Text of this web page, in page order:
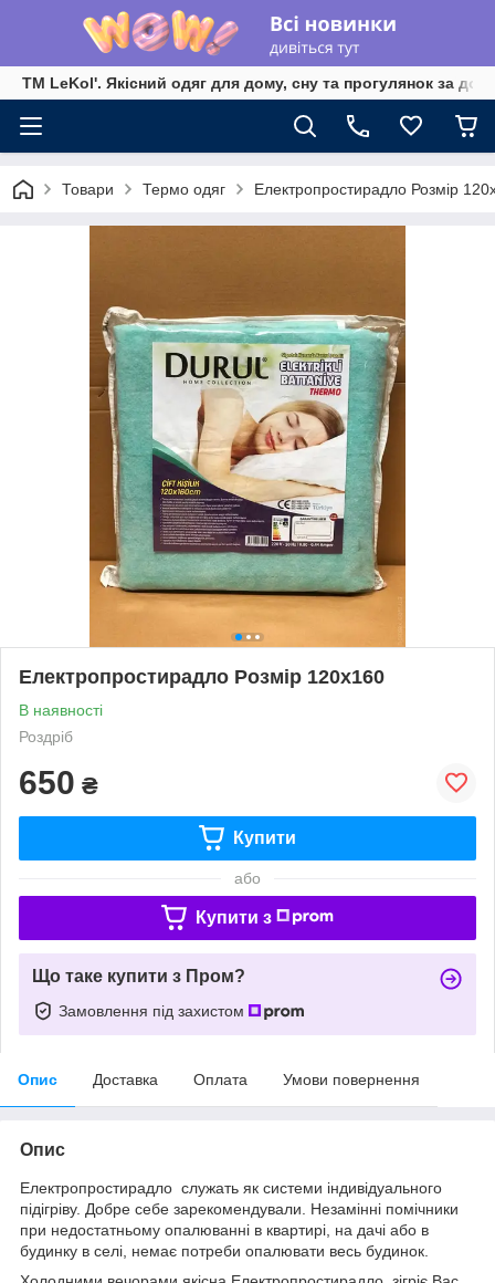
TM LeKol'. Якісний одяг для дому, сну та прогулянок за
Товари Термо одяг Електропростирадло Розмір
Електропростирадло Розмір 120х160
В наявності
Роздріб
650 ₴
Купити
або
Купити з
Що таке купити з Пром?
Замовлення під захистом
Опис Доставка Оплата Умови повернення
Опис
Електропростирадло служать як системи індивідуального
підігріву. Добре себе зарекомендували. Незамінні помічники
при недостатньому опалюванні в квартирі, на дачі або в
будинку в селі, немає потреби опалювати весь будинок.